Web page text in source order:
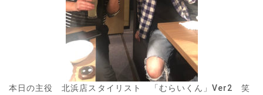
本日の主役 北浜店スタイリスト 「むらいくん」Ver2 笑